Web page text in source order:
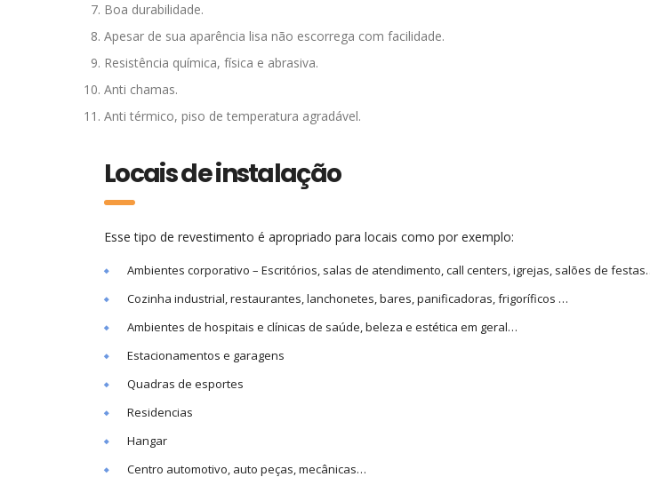
Boa durabilidade.
Apesar de sua aparência lisa não escorrega com facilidade.
Resistência química, física e abrasiva.
Anti chamas.
Anti térmico, piso de temperatura agradável.
Locais de instalação
Esse tipo de revestimento é apropriado para locais como por exemplo:
Ambientes corporativo – Escritórios, salas de atendimento, call centers, igrejas, salões de
Cozinha industrial, restaurantes, lanchonetes, bares, panificadoras, frigoríficos …
Ambientes de hospitais e clínicas de saúde, beleza e estética em geral…
Estacionamentos e garagens
Quadras de esportes
Residencias
Hangar
Centro automotivo, auto peças, mecânicas…